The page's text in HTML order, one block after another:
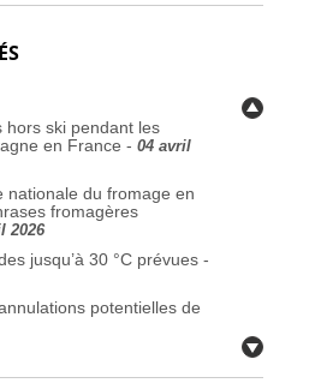
hors ski pendant les
en France - 04 avril
nationale du fromage en
fromagères
2026
jusqu’à 30 °C prévues -
potentielles de